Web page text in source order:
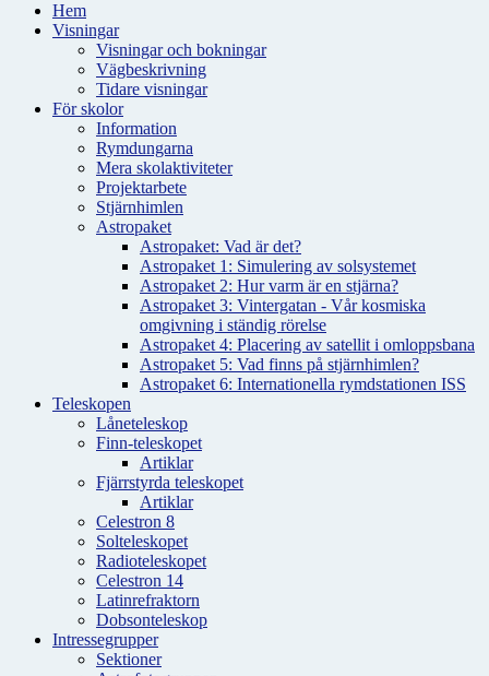
Hem
Visningar
Visningar och bokningar
Vägbeskrivning
Tidare visningar
För skolor
Information
Rymdungarna
Mera skolaktiviteter
Projektarbete
Stjärnhimlen
Astropaket
Astropaket: Vad är det?
Astropaket 1: Simulering av solsystemet
Astropaket 2: Hur varm är en stjärna?
Astropaket 3: Vintergatan - Vår kosmiska
omgivning i ständig rörelse
Astropaket 4: Placering av satellit i omloppsbana
Astropaket 5: Vad finns på stjärnhimlen?
Astropaket 6: Internationella rymdstationen ISS
Teleskopen
Låneteleskop
Finn-teleskopet
Artiklar
Fjärrstyrda teleskopet
Artiklar
Celestron 8
Solteleskopet
Radioteleskopet
Celestron 14
Latinrefraktorn
Dobsonteleskop
Intressegrupper
Sektioner